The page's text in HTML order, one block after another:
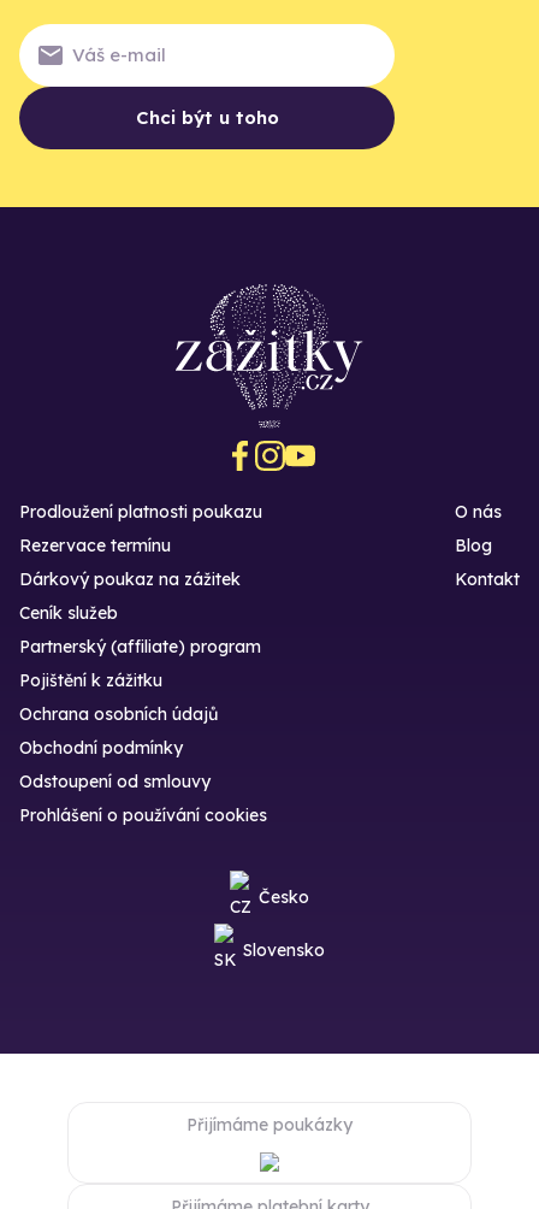
Chci být u toho
Prodloužení platnosti poukazu
Rezervace termínu
Dárkový poukaz na zážitek
O nás
Blog
Kontakt
Ceník služeb
Partnerský (affiliate) program
Pojištění k zážitku
Ochrana osobních údajů
Obchodní podmínky
Odstoupení od smlouvy
Prohlášení o používání cookies
Česko
Slovensko
Přijímáme poukázky